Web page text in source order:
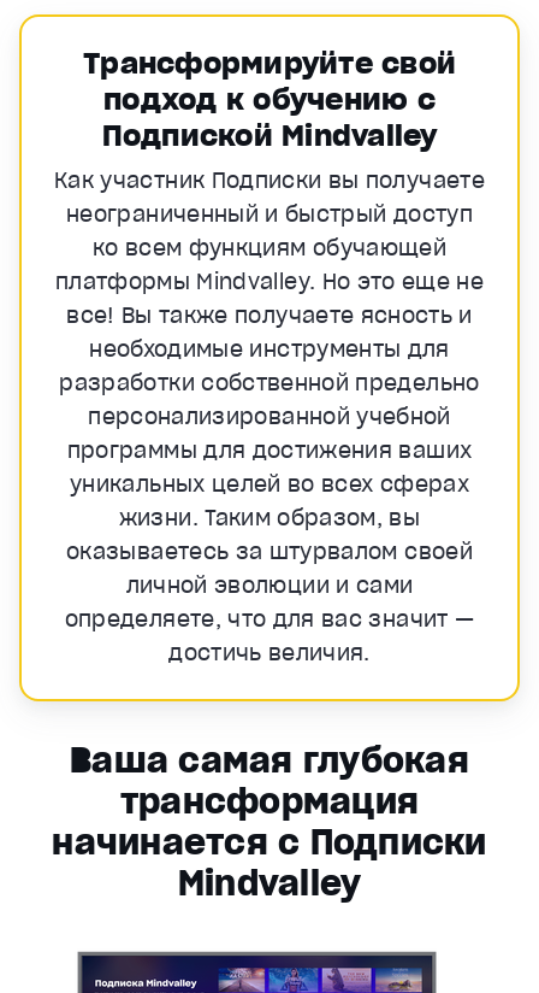
Трансформируйте свой
подход к обучению с
Подпиской Mindvalley
Как участник Подписки вы получаете
неограниченный и быстрый доступ
ко всем функциям обучающей
платформы Mindvalley. Но это еще не
все! Вы также получаете ясность и
необходимые инструменты для
разработки собственной предельно
персонализированной учебной
программы для достижения ваших
уникальных целей во всех сферах
жизни. Таким образом, вы
оказываетесь за штурвалом своей
личной эволюции и сами
определяете, что для вас значит —
достичь величия.
Ваша самая глубокая
трансформация
начинается с Подписки
Mindvalley